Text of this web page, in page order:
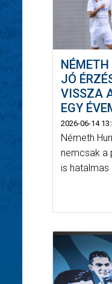
NÉMETH
JÓ
VISSZA
EGY
2026-06-14
Németh
nemcsak a
is hatalmas